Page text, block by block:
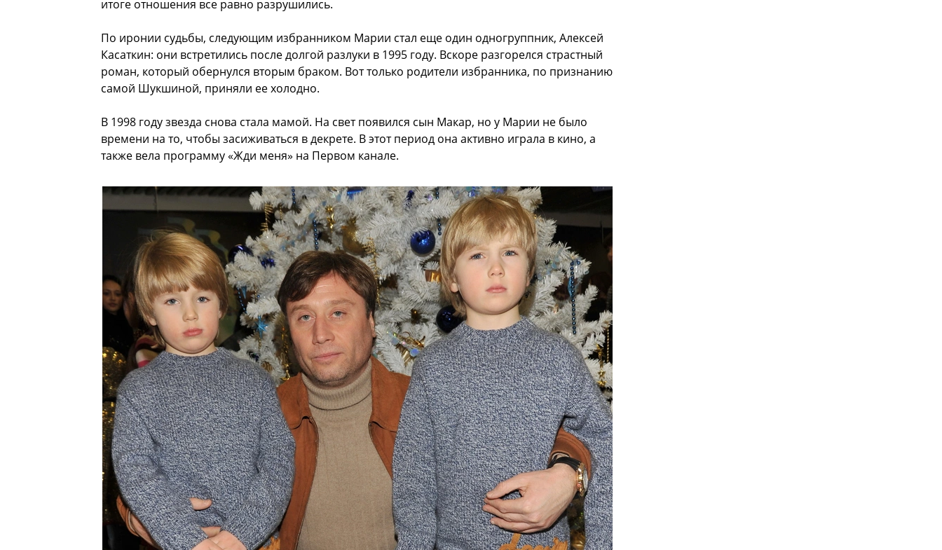
итоге отношения все равно разрушились.
По иронии судьбы, следующим избранником Марии стал еще один одногруппник, Алексей
Касаткин: они встретились после долгой разлуки в 1995 году. Вскоре разгорелся страстный
роман, который обернулся вторым браком. Вот только родители избранника, по признанию
самой Шукшиной, приняли ее холодно.
В 1998 году звезда снова стала мамой. На свет появился сын Макар, но у Марии не было
времени на то, чтобы засиживаться в декрете. В этот период она активно играла в кино, а
также вела программу «Жди меня» на Первом канале.